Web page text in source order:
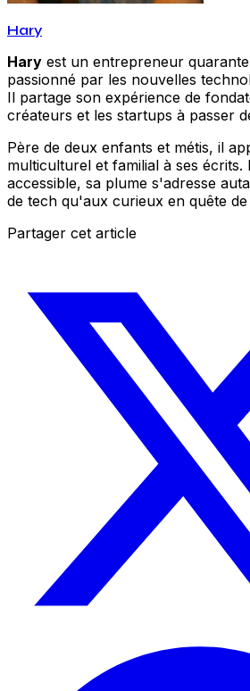
Hary
Hary est un entrepreneur
passionné par les nouvelles
Il partage son expérience de
créateurs et les startups à passer
Père de deux enfants et métis, il
multiculturel et familial à ses écrits.
accessible, sa plume s'adresse
de tech qu'aux curieux en quête
Partager cet article